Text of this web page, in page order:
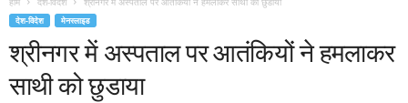
देश-विदेश मेनस्लाइड
श्रीनगर में अस्पताल पर आतंकियों ने हमलाकर
साथी को छुडाया